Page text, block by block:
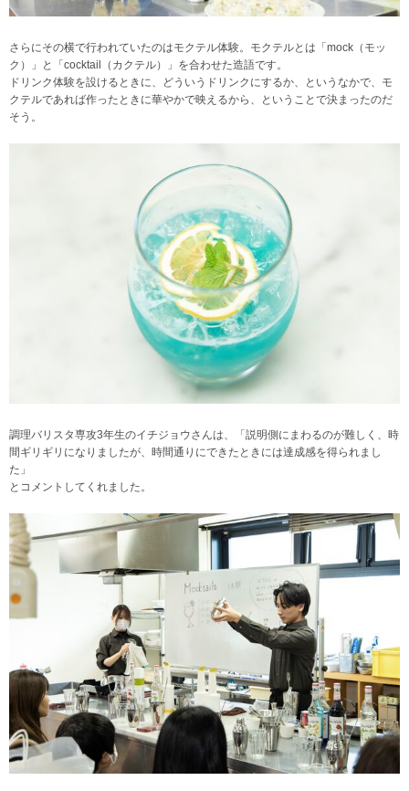
さらにその横で行われていたのはモクテル体験。モクテルとは「mock（モッ
ク）」と「cocktail（カクテル）」を合わせた造語です。
ドリンク体験を設けるときに、どういうドリンクにするか、というなかで、モ
クテルであれば作ったときに華やかで映えるから、ということで決まったのだ
そう。
調理バリスタ専攻3年生のイチジョウさんは、「説明側にまわるのが難しく、時
間ギリギリになりましたが、時間通りにできたときには達成感を得られまし
た」
とコメントしてくれました。